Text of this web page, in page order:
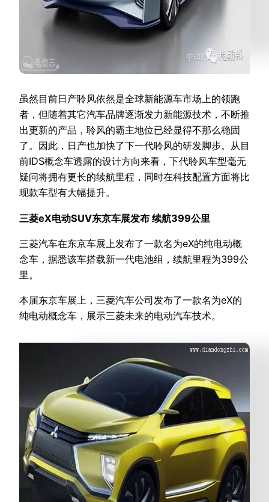
虽然目前日产聆风依然是全球新能源车市场上的领跑
者，但随着其它汽车品牌逐渐发力新能源技术，不断推
出更新的产品，聆风的霸主地位已经显得不那么稳固
了。因此，日产也加快了下一代聆风的研发脚步。从目
前IDS概念车透露的设计方向来看，下代聆风车型毫无
疑问将拥有更长的续航里程，同时在科技配置方面将比
现款车型有大幅提升。
三菱eX电动SUV东京车展发布 续航399公里
三菱汽车在东京车展上发布了一款名为eX的纯电动概
念车，据悉该车搭载新一代电池组，续航里程为399公
里。
本届东京车展上，三菱汽车公司发布了一款名为eX的
纯电动概念车，展示三菱未来的电动汽车技术。